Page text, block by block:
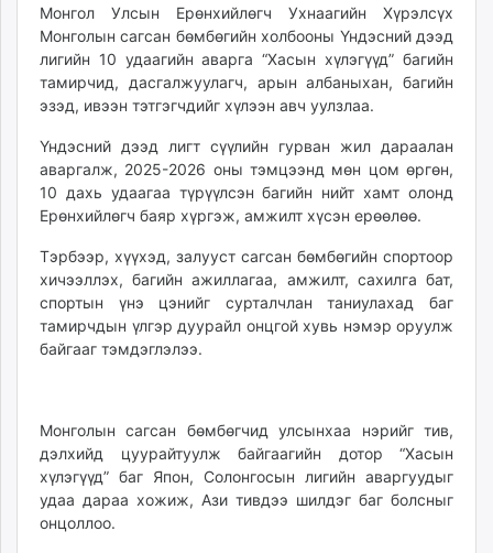
eagle.mn
ergelt.mn
zarig.mn
today.mn
mminfo.mn
ugluu.mn
urlag.mn
asu.mn
shudarga.mn
shuurhai.mn
unuudur.mn
fact.mn
itoim.mn
tumen.mn
shuum.mn
Монгол Улсын Ерөнхийлөгч Ухнаагийн Хүрэлсүх
Монголын сагсан бөмбөгийн холбооны Үндэсний дээд
лигийн 10 удаагийн аварга “Хасын хүлэгүүд” багийн
тамирчид, дасгалжуулагч, арын албаныхан, багийн
эзэд, ивээн тэтгэгчдийг хүлээн авч уулзлаа.
Үндэсний дээд лигт сүүлийн гурван жил дараалан
аваргалж, 2025-2026 оны тэмцээнд мөн цом өргөн,
10 дахь удаагаа түрүүлсэн багийн нийт хамт олонд
Ерөнхийлөгч баяр хүргэж, амжилт хүсэн ерөөлөө.
Тэрбээр, хүүхэд, залууст сагсан бөмбөгийн спортоор
хичээллэх, багийн ажиллагаа, амжилт, сахилга бат,
спортын үнэ цэнийг сурталчлан таниулахад баг
тамирчдын үлгэр дуурайл онцгой хувь нэмэр оруулж
байгааг тэмдэглэлээ.
Монголын сагсан бөмбөгчид улсынхаа нэрийг тив,
дэлхийд цуурайтуулж байгаагийн дотор “Хасын
хүлэгүүд” баг Япон, Солонгосын лигийн аваргуудыг
удаа дараа хожиж, Ази тивдээ шилдэг баг болсныг
онцоллоо.